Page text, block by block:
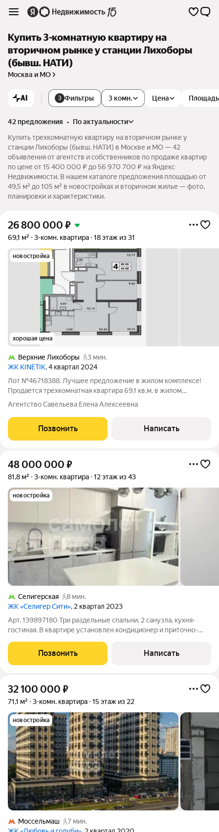
Купить 3-комнатную квартиру на
вторичном рынке у станции Лихоборы
(бывш. НАТИ)
Москва и МО
AI 3 Фильтры 3 комн. Цена Площадь
42 предложения •
по актуальности
Купить трехкомнатную квартиру на вторичном рынке у
станции Лихоборы (бывш. НАТИ) в Москве и МО — 42
объявления от агентств и собственников по продаже квартир
по цене от 15 400 000 ₽ до 56 970 700 ₽ на Яндекс
Недвижимости. В нашем каталоге предложения площадью от
49,5 м² до 105 м² в новостройках и вторичном жилье — фото,
планировки и характеристики.
26 800 000 ₽
69,1 м² 3-комн. квартира 18 этаж из 31
новостройка
хорошая цена
Верхние Лихоборы
3 мин.
ЖК KINETIK, 4 квартал 2024
Лот №46718388. Лучшее предложение в жилом комплексе!
Продается трехкомнатная квартира 69.1 кв.м. в жилом
комплексе "KINETIK". Преимущества: Квартира идеальна для
будете собираться всей семьей.
Агентство Савельева Елена Алексеевна
Позвонить Написать
48 000 000 ₽
81,8 м² 3-комн. квартира 12 этаж из 43
новостройка
Селигерская
8 мин.
ЖК «Селигер Сити», 2 квартал 2023
Арт. 139897180 Три раздельные спальни, 2 санузла, кухня-
гостиная. В квартире установлен кондиционер и приточно-
подземный паркинг.
Позвонить Написать
32 100 000 ₽
71,1 м² 3-комн. квартира 15 этаж из 22
новостройка
Моссельмаш
7 мин.